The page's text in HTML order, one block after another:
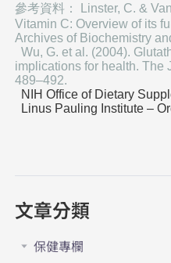
參考資料： Linster, C. &
Vitamin C: Overview of its
Archives of Biochemistry
Wu, G. et al. (2004).
implications for health. The
489–492.
NIH Office of Dietary
Linus Pauling Institute –
文章分類
保健專欄